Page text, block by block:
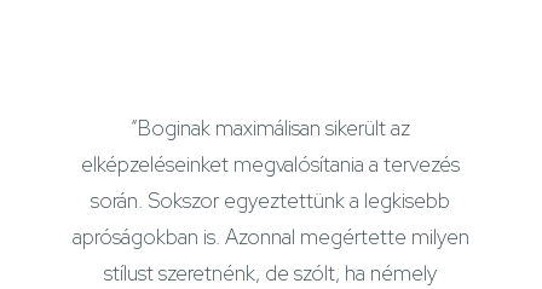
“Boginak maximálisan sikerült az
elképzeléseinket megvalósítania a tervezés
során. Sokszor egyeztettünk a legkisebb
apróságokban is. Azonnal megértette milyen
stílust szeretnénk, de szólt, ha némely